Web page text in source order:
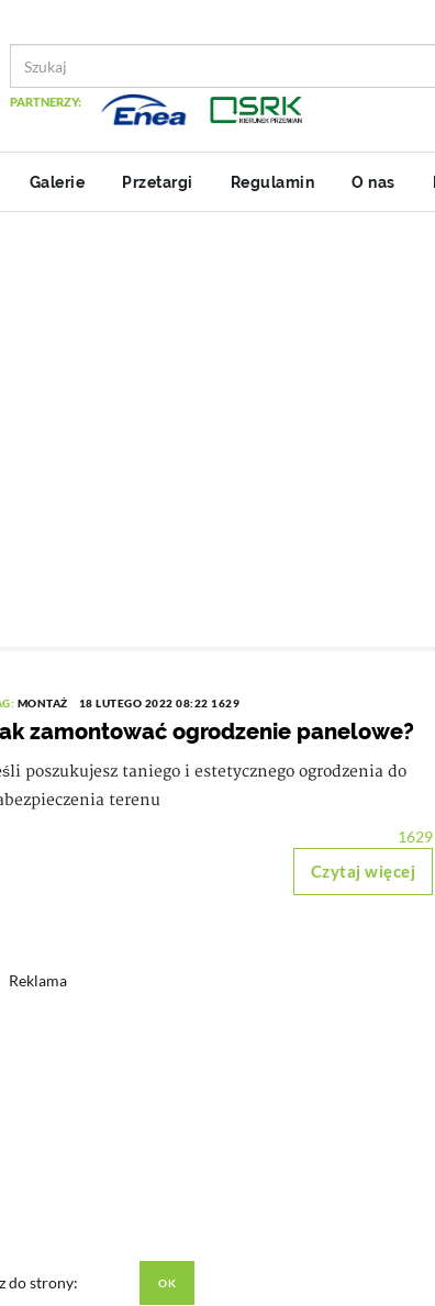
PARTNERZY:
Galerie Przetargi Regulamin O nas
MONTAŻ 18 LUTEGO 2022 08:22 1629
zamontować ogrodzenie panelowe?
poszukujesz taniego i estetycznego ogrodzenia do
terenu
1629
Czytaj więcej
Reklama
do strony: